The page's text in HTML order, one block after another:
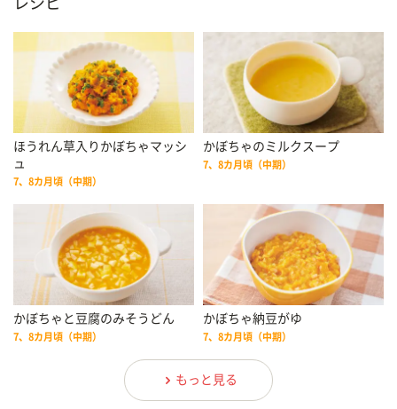
ほうれん草入りかぼちゃマッシ
ュ
7、8カ月頃（中期）
かぼちゃのミルクスープ
7、8カ月頃（中期）
かぼちゃと豆腐のみそうどん
7、8カ月頃（中期）
かぼちゃ納豆がゆ
7、8カ月頃（中期）
もっと見る